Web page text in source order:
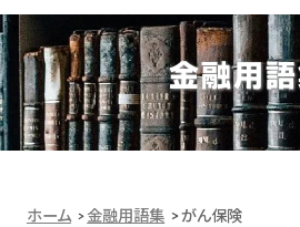
金融用
ホーム 金融用語集 がん保険